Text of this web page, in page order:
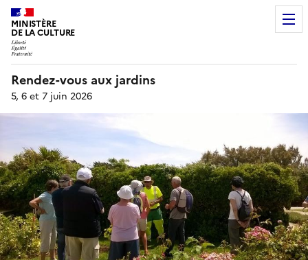
MINISTÈRE
DE LA CULTURE
Rendez-vous aux jardins
5, 6 et 7 juin 2026